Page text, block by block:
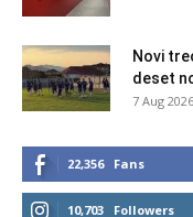
Novi
deset
7 Aug
22,356 Fans
10,703 Followers